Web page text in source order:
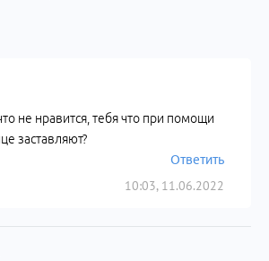
10:03, 11.06.2022
не нравится, тебя что при помощи
заставляют?
Ответить